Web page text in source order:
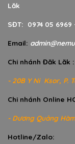
Lăk
SĐT: 0974 05 6969
Email:
Chi nhánh Đăk Lăk :
- 20B Y Ni Ksor, P.
Chi nhánh Online
- Dương Quảng
Hotline/Zalo: